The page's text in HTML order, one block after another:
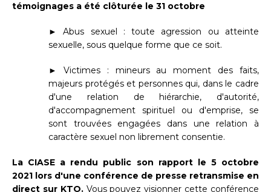
témoignages a été clôturée le 31 octobre
► Abus sexuel : toute agression ou atteinte
sexuelle, sous quelque forme que ce soit.
► Victimes : mineurs au moment des faits,
majeurs protégés et personnes qui, dans le cadre
d'une relation de hiérarchie, d'autorité,
d'accompagnement spirituel ou d'emprise, se
sont trouvées engagées dans une relation à
caractère sexuel non librement consentie.
La CIASE a rendu public son rapport le 5 octobre
2021 lors d'une conférence de presse retransmise en
direct sur KTO. Vous pouvez visionner cette conférence